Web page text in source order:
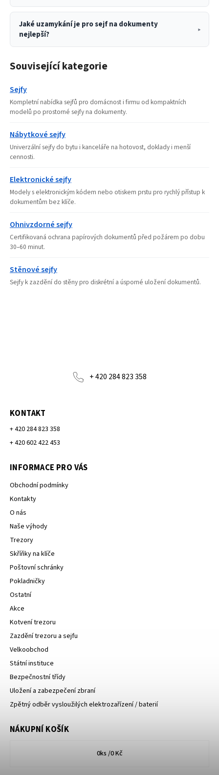
Jaké uzamykání je pro sejf na dokumenty
nejlepší?
Související kategorie
Sejfy
Kompletní nabídka sejfů pro domácnost i firmu od kompaktních
modelů po prostorné sejfy na dokumenty.
Nábytkové sejfy
Univerzální sejfy do bytu i kanceláře na hotovost, doklady i menší
cennosti.
Elektronické sejfy
Modely s elektronickým kódem nebo otiskem prstu pro rychlý přístup k
dokumentům bez klíče.
Ohnivzdorné sejfy
Certifikovaná ochrana papírových dokumentů před požárem po dobu
30–60 minut.
Stěnové sejfy
Sejfy k zazdění do stěny pro diskrétní a úsporné uložení dokumentů.
+ 420 284 823 358
KONTAKT
+ 420 284 823 358
+ 420 602 422 453
INFORMACE PRO VÁS
Obchodní podmínky
Kontakty
O nás
Naše výhody
Trezory
Skříňky na klíče
Poštovní schránky
Pokladničky
Ostatní
Akce
Kotvení trezoru
Zazdění trezoru a sejfu
Velkoobchod
Státní instituce
Bezpečnostní třídy
Uložení a zabezpečení zbraní
Zpětný odběr vysloužilých elektrozařízení / baterií
NÁKUPNÍ KOŠÍK
0ks /0 Kč